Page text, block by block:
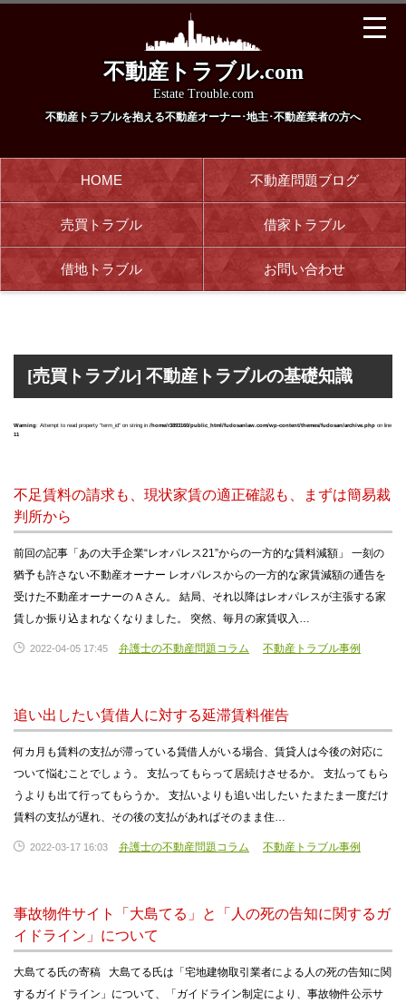
不動産トラブル.com
Estate Trouble.com
不動産トラブルを抱える不動産オーナー･地主･不動産業者の方へ
HOME 不動産問題ブログ
売買トラブル 借家トラブル
借地トラブル お問い合わせ
[売買トラブル] 不動産トラブルの基礎知識
Warning: Attempt to read property "term_id" on string in /home/r3893160/public_html/fudosanlaw.com/wp-content/themes/fudosan/archive.php on line
11
不足賃料の請求も、現状家賃の適正確認も、まずは簡易裁
判所から
前回の記事「あの大手企業“レオパレス21”からの一方的な賃料減額」 一刻の
猶予も許さない不動産オーナー レオパレスからの一方的な家賃減額の通告を
受けた不動産オーナーのＡさん。 結局、それ以降はレオパレスが主張する家
賃しか振り込まれなくなりました。 突然、毎月の家賃収入…
2022-04-05 17:45 弁護士の不動産問題コラム 不動産トラブル事例
追い出したい賃借人に対する延滞賃料催告
何カ月も賃料の支払が滞っている賃借人がいる場合、賃貸人は今後の対応に
ついて悩むことでしょう。 支払ってもらって居続けさせるか。 支払ってもら
うよりも出て行ってもらうか。 支払いよりも追い出したい たまたま一度だけ
賃料の支払が遅れ、その後の支払があればそのまま住…
2022-03-17 16:03 弁護士の不動産問題コラム 不動産トラブル事例
事故物件サイト「大島てる」と「人の死の告知に関するガ
イドライン」について
大島てる氏の寄稿 大島てる氏は「宅地建物取引業者による人の死の告知に関
するガイドライン」について、「ガイドライン制定により、事故物件公示サ